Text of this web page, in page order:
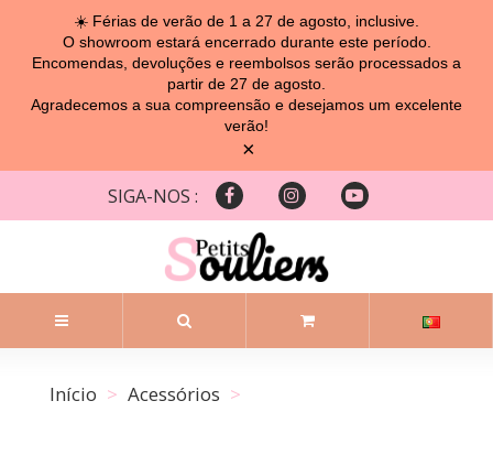
☀️ Férias de verão de 1 a 27 de agosto, inclusive.
O showroom estará encerrado durante este período.
Encomendas, devoluções e reembolsos serão processados ​​a
partir de 27 de agosto.
Agradecemos a sua compreensão e desejamos um excelente
verão!
×
SIGA-NOS :
Início Acessórios